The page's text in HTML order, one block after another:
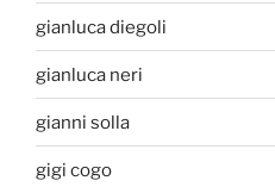
gianluca diegoli
gianluca neri
gianni solla
gigi cogo